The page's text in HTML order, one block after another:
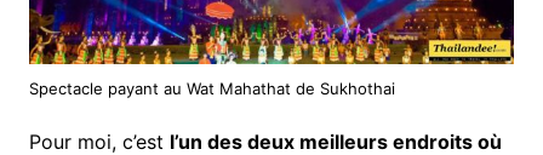
Spectacle payant au Wat Mahathat de Sukhothai
Pour moi, c’est l’un des deux meilleurs endroits où